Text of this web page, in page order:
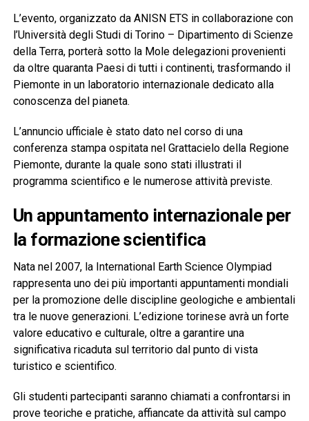
L’evento, organizzato da ANISN ETS in collaborazione con
l’Università degli Studi di Torino – Dipartimento di Scienze
della Terra, porterà sotto la Mole delegazioni provenienti
da oltre quaranta Paesi di tutti i continenti, trasformando il
Piemonte in un laboratorio internazionale dedicato alla
conoscenza del pianeta.
L’annuncio ufficiale è stato dato nel corso di una
conferenza stampa ospitata nel Grattacielo della Regione
Piemonte, durante la quale sono stati illustrati il
programma scientifico e le numerose attività previste.
Un appuntamento internazionale per
la formazione scientifica
Nata nel 2007, la International Earth Science Olympiad
rappresenta uno dei più importanti appuntamenti mondiali
per la promozione delle discipline geologiche e ambientali
tra le nuove generazioni. L’edizione torinese avrà un forte
valore educativo e culturale, oltre a garantire una
significativa ricaduta sul territorio dal punto di vista
turistico e scientifico.
Gli studenti partecipanti saranno chiamati a confrontarsi in
prove teoriche e pratiche, affiancate da attività sul campo